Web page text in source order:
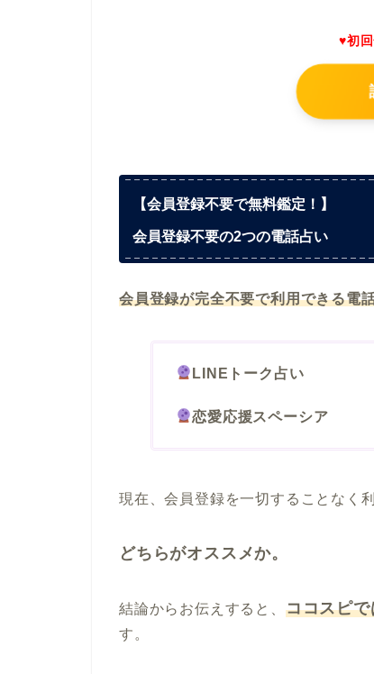
♥初
【会員登録不要で無料鑑定！】
会員登録不要の2つの電話占い
会員登録が完全不要で利用できる電
LINEトーク占い
恋愛応援スペーシア
現在、会員登録を一切することなく
どちらがオススメか。
結論からお伝えすると、 ココスピ
す。